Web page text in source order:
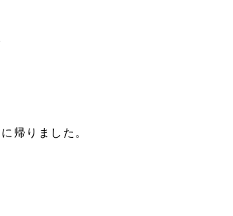
帰りました。